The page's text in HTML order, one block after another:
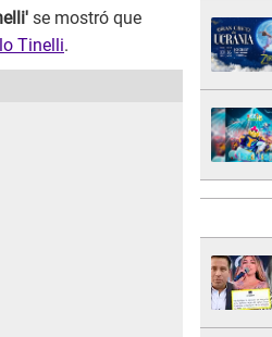
se mostró que
Tinelli.